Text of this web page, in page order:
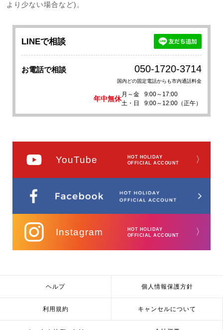
より少ない場合など)。
LINEで相談
お電話で相談 050-1720-3714
国内どの固定電話からも市内通話料金
年中無休
月～金
9:00～17:00
土・日
9:00～12:00（正午）
YouTube
HOT HOLIDAY
OFFICIAL ACCOUNT
〉
Instagram
HOT HOLIDAY
OFFICIAL ACCOUNT
〉
ヘルプ 個人情報保護方針
利用規約 キャンセルについて